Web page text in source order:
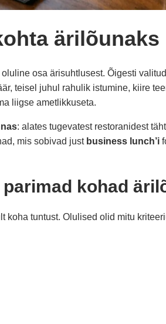
ärilõunaks
osa ärisuhtlusest. Õigesti
teisel juhul rahulik istumine, kiire
liigse ametlikkuseta.
: alates tugevatest restoranidest
mis sobivad just business lunch’i
kohad
tuntust. Olulised olid mitu